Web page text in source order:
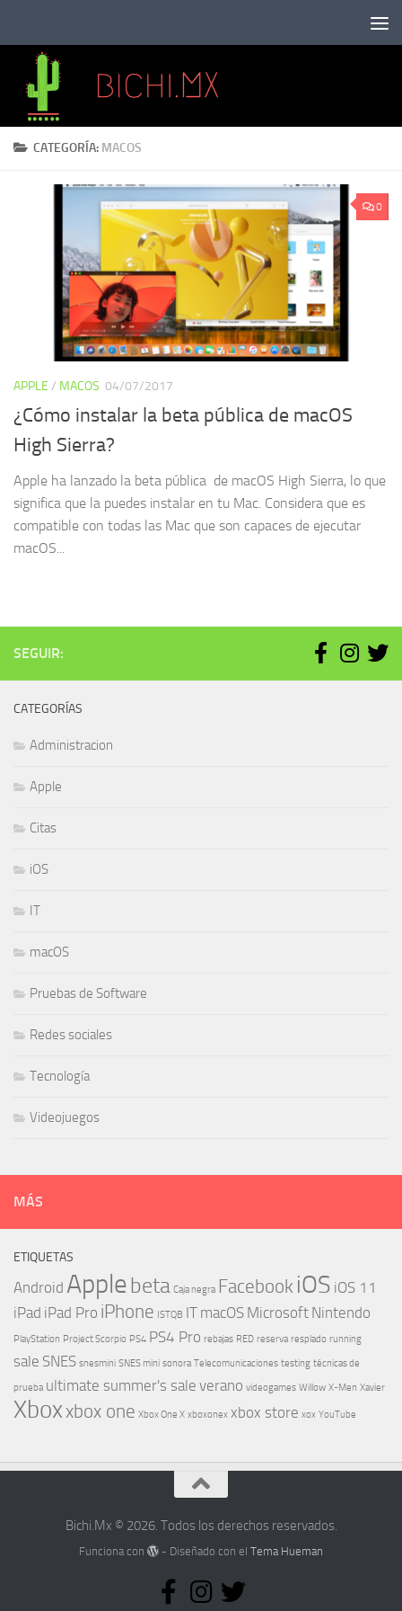
CATEGORÍA: MACOS
0
APPLE / MACOS 04/07/2017
¿Cómo instalar la beta pública de macOS
High Sierra?
Apple ha lanzado la beta pública de macOS High Sierra, lo que
significa que la puedes instalar en tu Mac. Considera que es
compatible con todas las Mac que son capaces de ejecutar
macOS...
SEGUIR:
CATEGORÍAS
Administracion
Apple
Citas
iOS
IT
macOS
Pruebas de Software
Redes sociales
Tecnología
Videojuegos
MÁS
ETIQUETAS
Android Applebeta Caja negra Facebook iOS iOS 11
iPad iPad Pro iPhone ISTQB IT macOS Microsoft Nintendo
PlayStation Project Scorpio PS4 PS4 Pro rebajas RED reserva resplado running
sale SNES snesmini SNES mini sonora Telecomunicaciones testing técnicas de
prueba ultimate summer's sale verano videogames Willow X-Men Xavier
Xboxxbox one Xbox One X xboxonex xbox store xox YouTube
Bichi.Mx © 2026. Todos los derechos reservados.
Funciona con - Diseñado con elTema Hueman